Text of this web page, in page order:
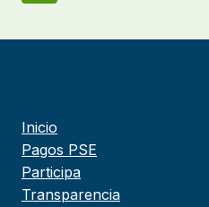
página
Inicio
Pagos PSE
Participa
Transparencia